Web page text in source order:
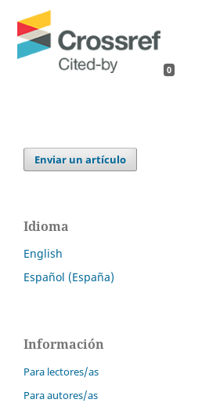
0
Enviar un artículo
Idioma
English
Español (España)
Información
Para lectores/as
Para autores/as